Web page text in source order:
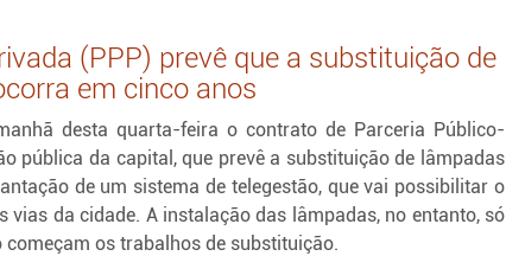
(PPP) prevê que a substituição de
em cinco anos
desta quarta-feira o contrato de Parceria Público-
pública da capital, que prevê a substituição de lâmpadas
de um sistema de telegestão, que vai possibilitar o
da cidade. A instalação das lâmpadas, no entanto, só
os trabalhos de substituição.